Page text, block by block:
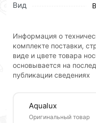
Вид
Информация о
комплекте поставки,
виде и цвете товара
основывается на
публикации сведениях
Aqualux
Оригинальный товар